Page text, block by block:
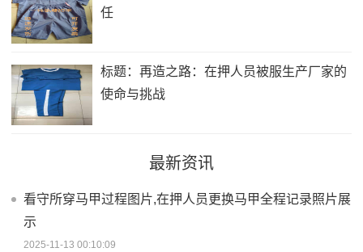
任
标题：再造之路：在押人员被服生产厂家的
使命与挑战
最新资讯
看守所穿马甲过程图片,在押人员更换马甲全程记录照片展
示
2025-11-13 00:10:09